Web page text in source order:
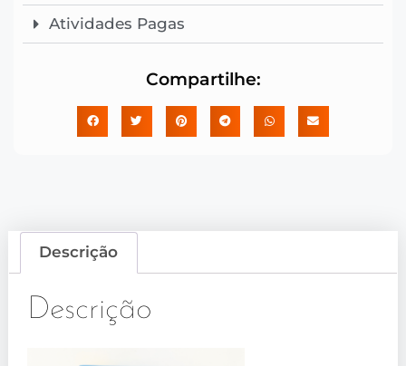
Atividades Pagas
Compartilhe:
Descrição
Descrição